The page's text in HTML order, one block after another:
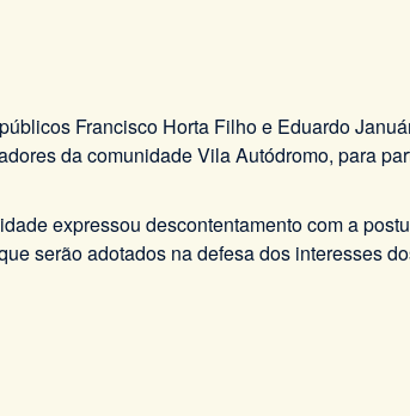
Francisco Horta Filho e Eduardo
da comunidade Vila Autódromo, para
expressou descontentamento com a
serão adotados na defesa dos interesses